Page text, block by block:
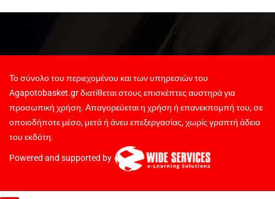
Το σύνολο του περιεχομένου και των υπηρεσιών του
Agapotobasket.gr διατίθεται στους επισκέπτες αυστηρά για
προσωπική χρήση. Απαγορεύεται η χρήση ή επανεκπομπή του, σε
οποιοδήποτε μέσο, μετά ή άνευ επεξεργασίας, χωρίς γραπτή άδεια
του εκδότη.
Powered and supported by